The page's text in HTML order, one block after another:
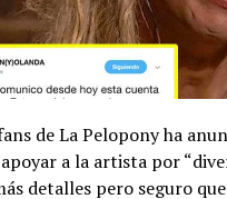
de La Pelopony ha
a la artista por
detalles pero seguro